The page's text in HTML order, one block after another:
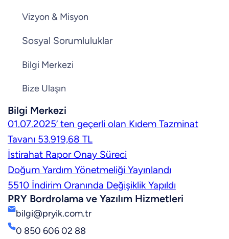
Vizyon & Misyon
Sosyal Sorumluluklar
Bilgi Merkezi
Bize Ulaşın
Bilgi Merkezi
01.07.2025’ ten geçerli olan Kıdem Tazminat
Tavanı 53.919,68 TL
İstirahat Rapor Onay Süreci
Doğum Yardım Yönetmeliği Yayınlandı
5510 İndirim Oranında Değişiklik Yapıldı
PRY Bordrolama ve Yazılım Hizmetleri
bilgi@pryik.com.tr
0 850 606 02 88